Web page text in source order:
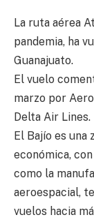
La ruta aérea
pandemia, ha
Guanajuato.
El vuelo
marzo por
Delta Air Lines.
El Bajío es una
económica,
como la
aeroespacial,
vuelos hacia